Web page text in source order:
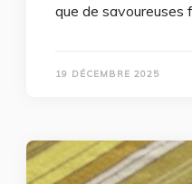
que de savoureuses
19 DÉCEMBRE 2025